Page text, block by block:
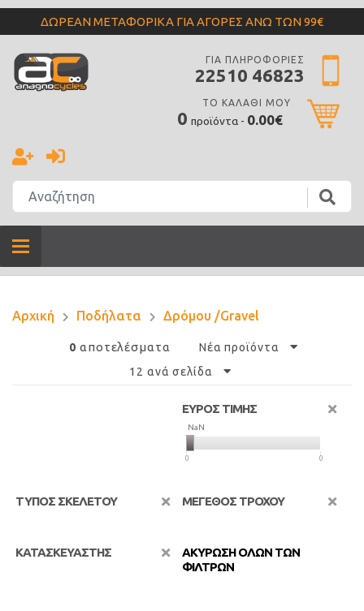
ΔΩΡΕΑΝ ΜΕΤΑΦΟΡΙΚΑ ΓΙΑ ΑΓΟΡΕΣ ΑΝΩ ΤΩΝ 99€
ΓΙΑ ΠΛΗΡΟΦΟΡΙΕΣ
22510 46823
ΤΟ ΚΑΛΑΘΙ ΜΟΥ
0 προϊόντα - 0.00€
Αρχική Ποδήλατα Δρόμου /Gravel
0 αποτελέσματα
Νέα προϊόντα
12 ανά σελίδα
ΕΥΡΟΣ ΤΙΜΗΣ
NaN
NaN
0 0
ΤΥΠΟΣ ΣΚΕΛΕΤΟΥ ΜΕΓΕΘΟΣ ΤΡΟΧΟΥ
ΚΑΤΑΣΚΕΥΑΣΤΗΣ
ΑΚΥΡΩΣΗ ΟΛΩΝ ΤΩΝ
ΦΙΛΤΡΩΝ